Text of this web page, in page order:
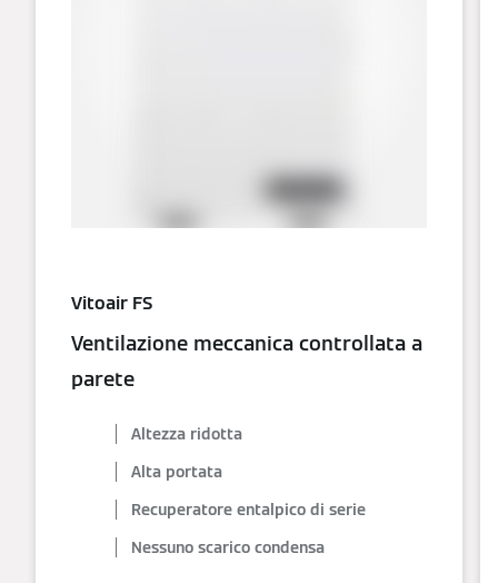
Vitoair FS
Ventilazione meccanica controllata a
parete
Altezza ridotta
Alta portata
Recuperatore entalpico di serie
Nessuno scarico condensa